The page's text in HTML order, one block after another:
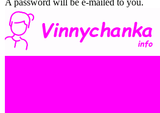
A password will be e-mailed to you.